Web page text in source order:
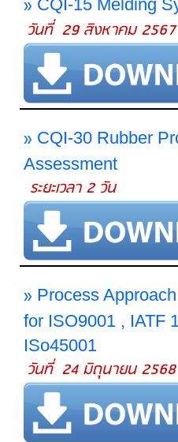
» CQI-15 Melding
วันที่ 29 สิงหาคม 2567
» CQI-30 Rubber
Assessment
ระยะเวลา 2 วัน
» Process
for ISO9001 , IATF
ISo45001
วันที่ 24 มิถุนายน 2568